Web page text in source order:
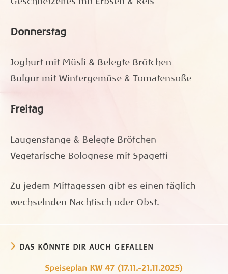
Donnerstag
Joghurt mit Müsli & Belegte Brötchen
Bulgur mit Wintergemüse & Tomatensoße
Freitag
Laugenstange & Belegte Brötchen
Vegetarische Bolognese mit Spagetti
Zu jedem Mittagessen gibt es einen täglich
wechselnden Nachtisch oder Obst.
DAS KÖNNTE DIR AUCH GEFALLEN
Speiseplan KW 47 (17.11.-21.11.2025)